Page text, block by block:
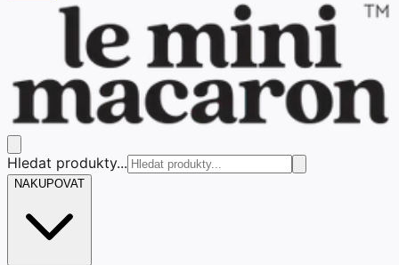
Hledat produkty...
NAKUPOVAT